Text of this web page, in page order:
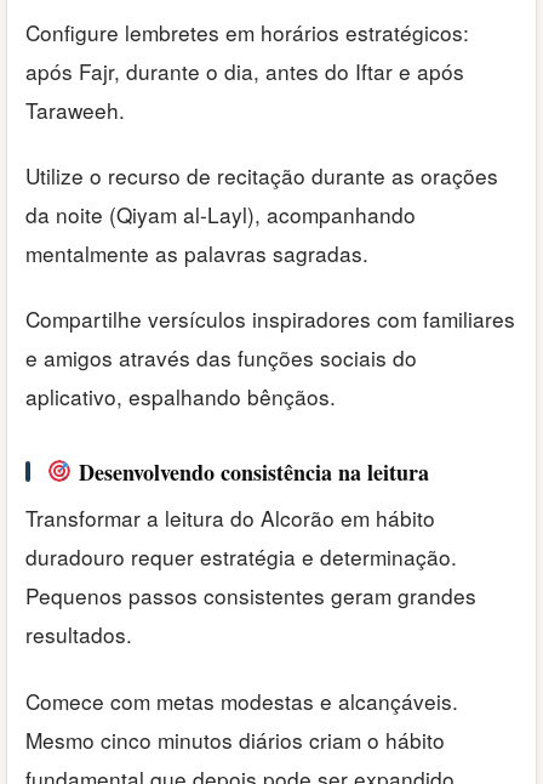
Configure lembretes em horários estratégicos:
após Fajr, durante o dia, antes do Iftar e após
Taraweeh.
Utilize o recurso de recitação durante as orações
da noite (Qiyam al-Layl), acompanhando
mentalmente as palavras sagradas.
Compartilhe versículos inspiradores com familiares
e amigos através das funções sociais do
aplicativo, espalhando bênçãos.
Desenvolvendo consistência na leitura
Transformar a leitura do Alcorão em hábito
duradouro requer estratégia e determinação.
Pequenos passos consistentes geram grandes
resultados.
Comece com metas modestas e alcançáveis.
Mesmo cinco minutos diários criam o hábito